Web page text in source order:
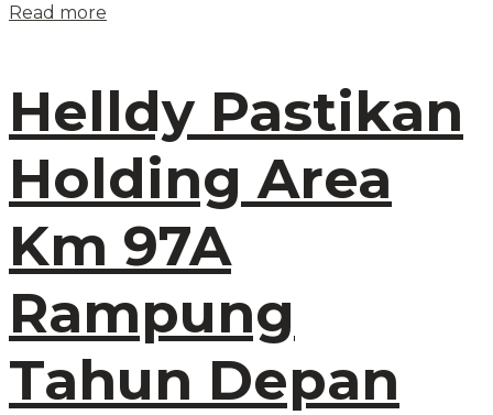
Read more
Helldy Pastikan
Holding Area
Km 97A
Rampung
Tahun Depan